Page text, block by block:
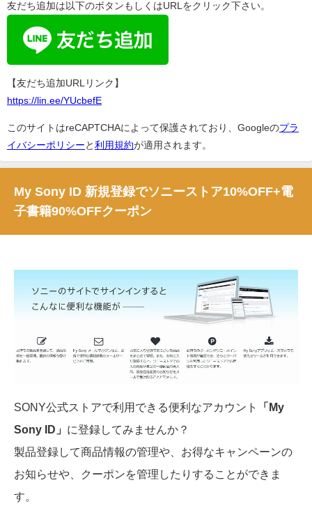
友だち追加は以下のボタンもしくはURLをクリック下さい。
【友だち追加URLリンク】
https://lin.ee/YUcbefE
このサイトはreCAPTCHAによって保護されており、Googleのプラ
イバシーポリシー と 利用規約が適用されます。
My Sony ID 新規登録でソニーストア10%OFF+電
子書籍90%OFFクーポン
SONY公式ストアで利用できる便利なアカウント
「My
Sony ID」 に登録してみませんか？
製品登録して商品情報の管理や、お得なキャンペーンの
お知らせや、クーポンを管理したりすることができま
す。